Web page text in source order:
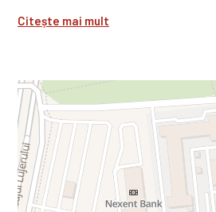
Citește mai mult